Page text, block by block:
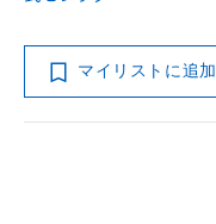
マイリストに追加